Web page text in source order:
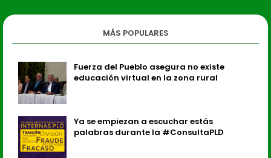
MÁS POPULARES
Fuerza del Pueblo asegura no existe
educación virtual en la zona rural
Ya se empiezan a escuchar estás
palabras durante la #ConsultaPLD